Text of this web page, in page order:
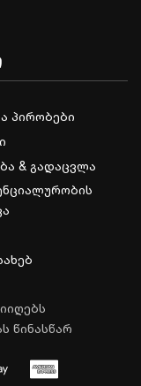
პირობები
& გადაცვლა
წინასწარ